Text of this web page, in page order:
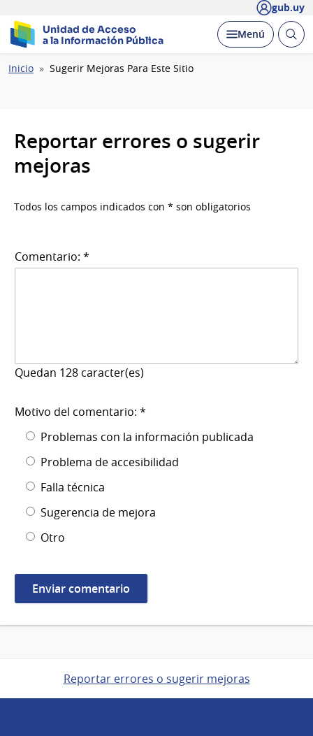
gub.uy
Unidad de Acceso
a la Información Pública
Desplegar
Menú Abrir
Ruta
Inicio Sugerir Mejoras Para Este Sitio
Reportar errores o sugerir
mejoras
Todos los campos indicados con * son obligatorios
Comentario: *
Quedan 128 caracter(es)
Motivo del comentario: *
Problemas con la información publicada
Problema de accesibilidad
Falla técnica
Sugerencia de mejora
Otro
Reportar errores o sugerir mejoras